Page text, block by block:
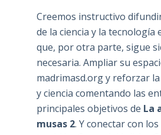
Creemos instructivo
de la ciencia y la tecnología
que, por otra parte, sigue
necesaria. Ampliar su
madrimasd.org y reforzar
y ciencia comentando las
principales objetivos de La
musas 2. Y conectar con